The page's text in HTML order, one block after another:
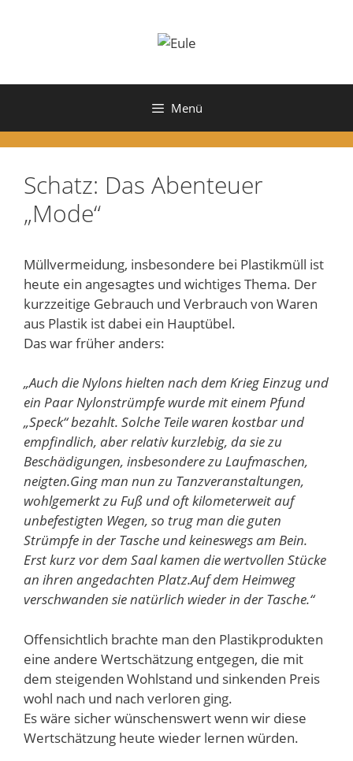
Menü
Schatz: Das Abenteuer
„Mode“
Müllvermeidung, insbesondere bei Plastikmüll ist
heute ein angesagtes und wichtiges Thema. Der
kurzzeitige Gebrauch und Verbrauch von Waren
aus Plastik ist dabei ein Hauptübel.
Das war früher anders:
„Auch die Nylons hielten nach dem Krieg Einzug und
ein Paar Nylonstrümpfe wurde mit einem Pfund
„Speck“ bezahlt. Solche Teile waren kostbar und
empfindlich, aber relativ kurzlebig, da sie zu
Beschädigungen, insbesondere zu Laufmaschen,
neigten.Ging man nun zu Tanzveranstaltungen,
wohlgemerkt zu Fuß und oft kilometerweit auf
unbefestigten Wegen, so trug man die guten
Strümpfe in der Tasche und keineswegs am Bein.
Erst kurz vor dem Saal kamen die wertvollen Stücke
an ihren angedachten Platz.Auf dem Heimweg
verschwanden sie natürlich wieder in der Tasche.“
Offensichtlich brachte man den Plastikprodukten
eine andere Wertschätzung entgegen, die mit
dem steigenden Wohlstand und sinkenden Preis
wohl nach und nach verloren ging.
Es wäre sicher wünschenswert wenn wir diese
Wertschätzung heute wieder lernen würden.